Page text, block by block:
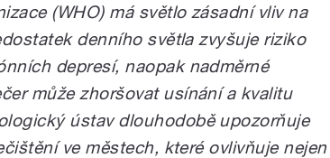
(WHO) má světlo zásadní vliv na
denního světla zvyšuje riziko
depresí, naopak nadměrné
může zhoršovat usínání a kvalitu
ústav dlouhodobě upozorňuje
ve městech, které ovlivňuje nejen